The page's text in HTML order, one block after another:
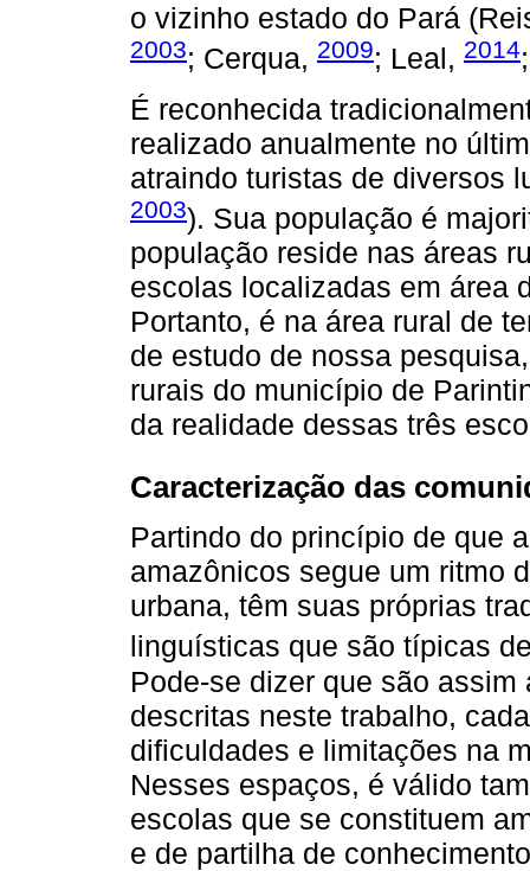
o vizinho estado do Pará
2003; Cerqua, 2009; Leal, 2014
É reconhecida
realizado anualmente no
atraindo turistas de diversos
2003). Sua população é
população reside nas áreas
escolas localizadas em área
Portanto, é na área rural de
de estudo de nossa
rurais do município de
da realidade dessas três
Caracterização das
Partindo do princípio de que
amazônicos segue um ritmo
urbana, têm suas próprias
linguísticas que são típicas
Pode-se dizer que são
descritas neste trabalho,
dificuldades e limitações na
Nesses espaços, é válido
escolas que se constituem
e de partilha de